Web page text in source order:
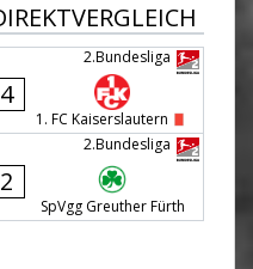
2.Bundesliga
4
1. FC Kaiserslautern
2.Bundesliga
2
SpVgg Greuther Fürth